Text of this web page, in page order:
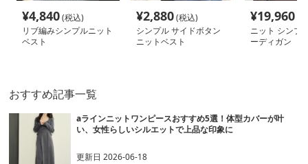
¥4,840(税込)
リブ編みシンプルニット
ベスト
¥2,880(税込)
シンプル サイドボタン
ニットベスト
¥19,960
ニット シンプ
ーディガン
おすすめ記事一覧
aラインニットワンピースおすすめ5選！体型カバーが叶
い、女性らしいシルエットで上品な印象に
更新日2026-06-18